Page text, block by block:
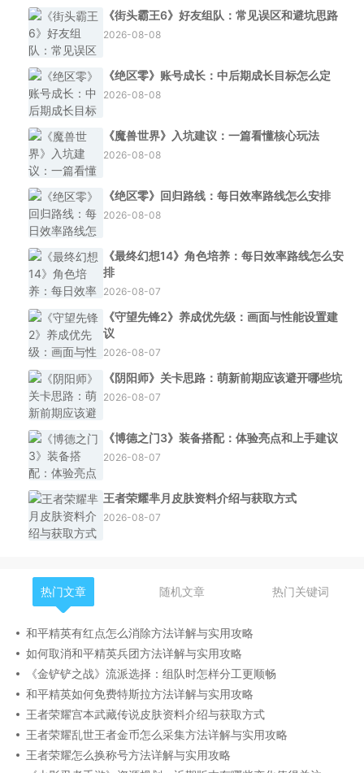
《街头霸王6》好友组队：常见误区和避坑思路
2026-08-08
《绝区零》账号成长：中后期成长目标怎么定
2026-08-08
《魔兽世界》入坑建议：一篇看懂核心玩法
2026-08-08
《绝区零》回归路线：每日效率路线怎么安排
2026-08-08
《最终幻想14》角色培养：每日效率路线怎么安
排
2026-08-07
《守望先锋2》养成优先级：画面与性能设置建
议
2026-08-07
《阴阳师》关卡思路：萌新前期应该避开哪些坑
2026-08-07
《博德之门3》装备搭配：体验亮点和上手建议
2026-08-07
王者荣耀芈月皮肤资料介绍与获取方式
2026-08-07
热门文章 随机文章 热门关键词
和平精英有红点怎么消除方法详解与实用攻略
如何取消和平精英兵团方法详解与实用攻略
《金铲铲之战》流派选择：组队时怎样分工更顺畅
和平精英如何免费特斯拉方法详解与实用攻略
王者荣耀宫本武藏传说皮肤资料介绍与获取方式
王者荣耀乱世王者金币怎么采集方法详解与实用攻略
王者荣耀怎么换称号方法详解与实用攻略